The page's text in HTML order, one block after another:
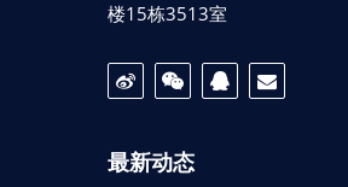
楼15栋3513室
最新动态